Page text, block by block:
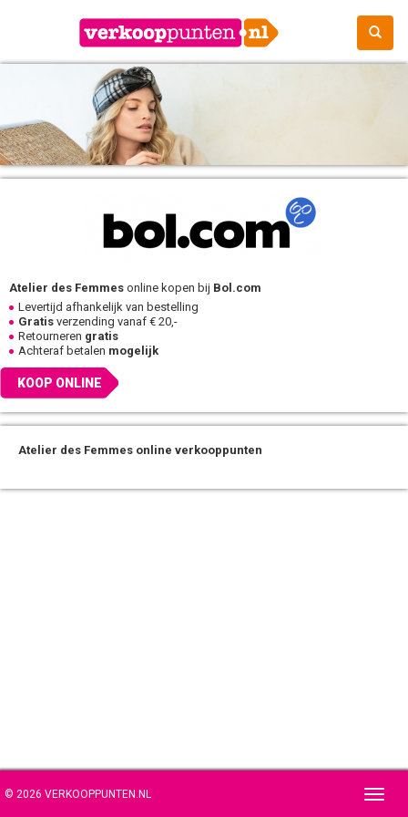
Atelier des Femmes online kopen bij Bol.com
Levertijd afhankelijk van bestelling
Gratis verzending vanaf € 20,-
Retourneren gratis
Achteraf betalen mogelijk
KOOP ONLINE
Atelier des Femmes online verkooppunten
© 2026 VERKOOPPUNTEN.NL